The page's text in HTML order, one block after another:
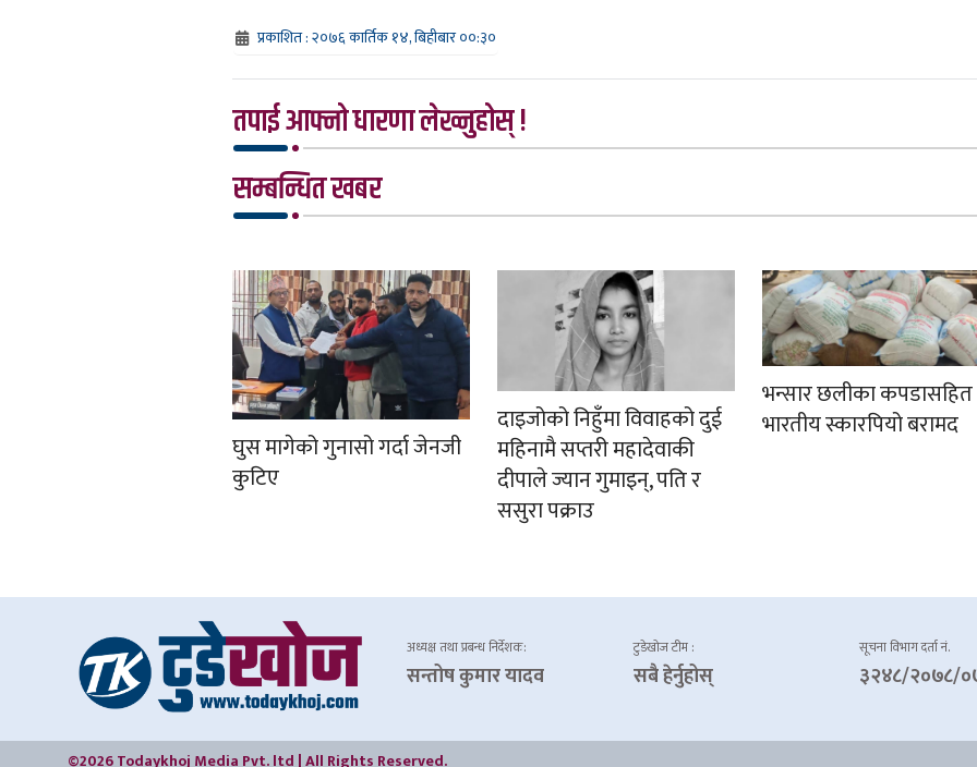
प्रकाशित : २०७६ कार्तिक १४, बिहीबार ००:३०
तपाई आफ्नो धारणा लेख्नुहोस् !
सम्बन्धित खबर
घुस मागेको गुनासो गर्दा जेनजी
कुटिए
दाइजोको निहुँमा विवाहको दुई
महिनामै सप्तरी महादेवाकी
दीपाले ज्यान गुमाइन्, पति र
ससुरा पक्राउ
भन्सार छलीका कपडासहित
भारतीय स्कारपियो बरामद
अध्यक्ष तथा प्रबन्ध निर्देशक:
सन्तोष कुमार यादव
टुडेखोज टीम :
सबै हेर्नुहोस्
सूचना विभाग दर्ता नं.
३२४८/२०७८/
©2026 Todaykhoj Media Pvt. ltd | All Rights Reserved.